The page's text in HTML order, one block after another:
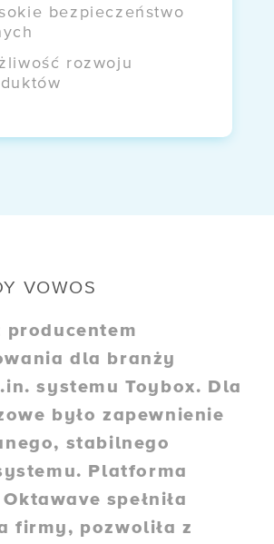
bezpieczeństwo
rozwoju
VOWOS
producentem
dla branży
systemu Toybox. Dla
było zapewnienie
stabilnego
Platforma
spełniła
firmy, pozwoliła z